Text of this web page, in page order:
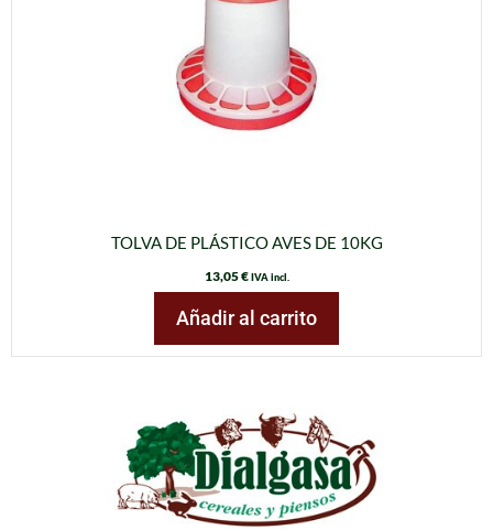
TOLVA DE PLÁSTICO AVES DE 10KG
13,05€ IVA incl.
Añadir al carrito